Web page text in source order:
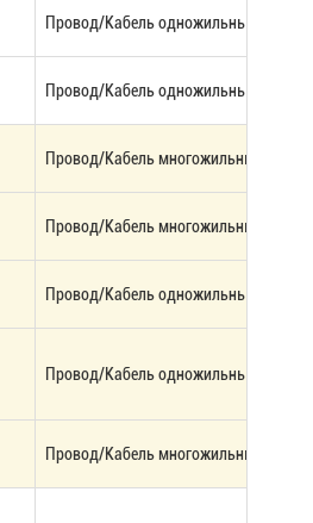
Провод/Кабель одножильный,
Провод/Кабель одножильный
Провод/Кабель многожильный
Провод/Кабель многожильный
Провод/Кабель одножильный
Провод/Кабель одножильный ЭКРАН
Провод/Кабель многожильный